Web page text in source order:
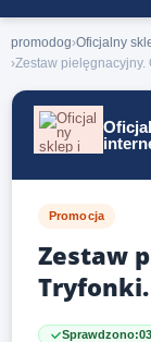
promodog›Oficjalny
›Zestaw pielęgnacyjny.
Promocja
Zestaw
Sprawdzono: